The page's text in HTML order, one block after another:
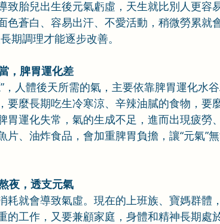
致胎兒出生後元氣虧虛，天生就比別人更容
色蒼白、容易出汗、不愛活動，稍微勞累就
期調理才能逐步改善。
，脾胃運化差
，人體後天所需的氣，主要依靠脾胃運化水
要麼長期吃生冷寒涼、辛辣油膩的食物，要
胃運化失常，氣的生成不足，進而出現疲勞
片、油炸食品，會加重脾胃負擔，讓“元氣”
夜，透支元氣
耗就會導致氣虛。現在的上班族、寶媽群體
的工作，又要兼顧家庭，身體和精神長期處